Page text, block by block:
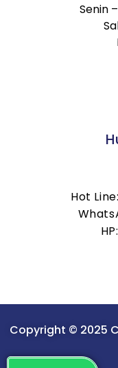
Senin
Hot
Copyright © 2025